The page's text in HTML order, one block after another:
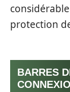
protection
BARRES